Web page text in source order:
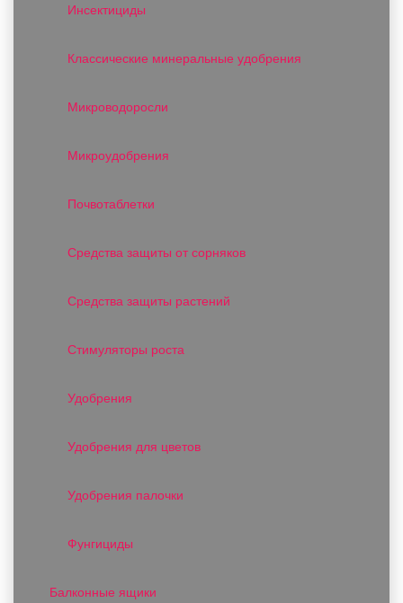
Инсектициды
Классические минеральные удобрения
Микроводоросли
Микроудобрения
Почвотаблетки
Средства защиты от сорняков
Средства защиты растений
Стимуляторы роста
Удобрения
Удобрения для цветов
Удобрения палочки
Фунгициды
Балконные ящики